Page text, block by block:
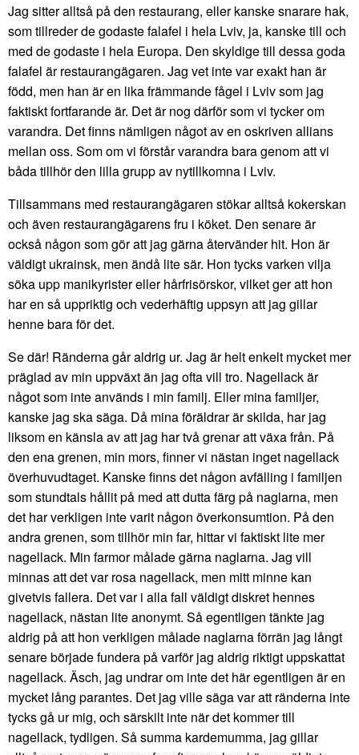
Jag sitter alltså på den restaurang, eller kanske snarare hak,
som tillreder de godaste falafel i hela Lviv, ja, kanske till och
med de godaste i hela Europa. Den skyldige till dessa goda
falafel är restaurangägaren. Jag vet inte var exakt han är
född, men han är en lika främmande fågel i Lviv som jag
faktiskt fortfarande är. Det är nog därför som vi tycker om
varandra. Det finns nämligen något av en oskriven allians
mellan oss. Som om vi förstår varandra bara genom att vi
båda tillhör den lilla grupp av nytillkomna i Lviv.
Tillsammans med restaurangägaren stökar alltså kokerskan
och även restaurangägarens fru i köket. Den senare är
också någon som gör att jag gärna återvänder hit. Hon är
väldigt ukrainsk, men ändå lite sär. Hon tycks varken vilja
söka upp manikyrister eller hårfrisörskor, vilket ger att hon
har en så uppriktig och vederhäftig uppsyn att jag gillar
henne bara för det.
Se där! Ränderna går aldrig ur. Jag är helt enkelt mycket mer
präglad av min uppväxt än jag ofta vill tro. Nagellack är
något som inte används i min familj. Eller mina familjer,
kanske jag ska säga. Då mina föräldrar är skilda, har jag
liksom en känsla av att jag har två grenar att växa från. På
den ena grenen, min mors, finner vi nästan inget nagellack
överhuvudtaget. Kanske finns det någon avfälling i familjen
som stundtals hållit på med att dutta färg på naglarna, men
det har verkligen inte varit någon överkonsumtion. På den
andra grenen, som tillhör min far, hittar vi faktiskt lite mer
nagellack. Min farmor målade gärna naglarna. Jag vill
minnas att det var rosa nagellack, men mitt minne kan
givetvis fallera. Det var i alla fall väldigt diskret hennes
nagellack, nästan lite anonymt. Så egentligen tänkte jag
aldrig på att hon verkligen målade naglarna förrän jag långt
senare började fundera på varför jag aldrig riktigt uppskattat
nagellack. Äsch, jag undrar om inte det här egentligen är en
mycket lång parantes. Det jag ville säga var att ränderna inte
tycks gå ur mig, och särskilt inte när det kommer till
nagellack, tydligen. Så summa kardemumma, jag gillar